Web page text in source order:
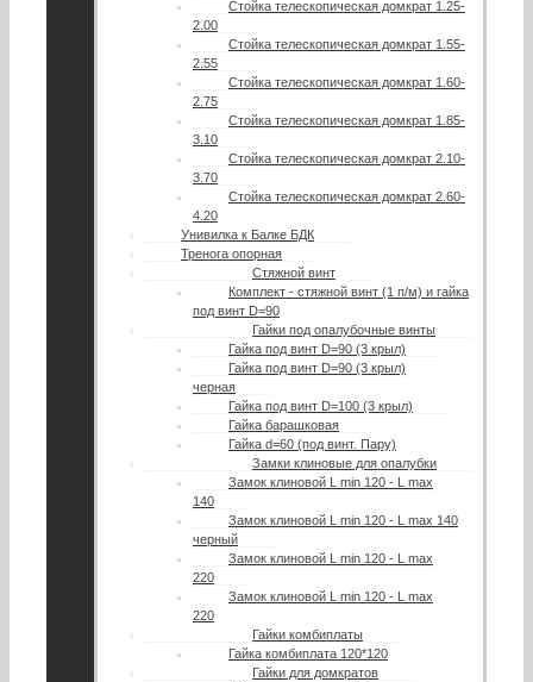
Стойка телескопическая домкрат 1.25-
2.00
Стойка телескопическая домкрат 1.55-
2.55
Стойка телескопическая домкрат 1.60-
2.75
Стойка телескопическая домкрат 1.85-
3.10
Стойка телескопическая домкрат 2.10-
3.70
Стойка телескопическая домкрат 2.60-
4.20
Унивилка к Балке БДК
Тренога опорная
Стяжной винт
Комплект - стяжной винт (1 п/м) и гайка
под винт D=90
Гайки под опалубочные винты
Гайка под винт D=90 (3 крыл)
Гайка под винт D=90 (3 крыл)
черная
Гайка под винт D=100 (3 крыл)
Гайка барашковая
Гайка d=60 (под винт. Пару)
Замки клиновые для опалубки
Замок клиновой L min 120 - L max
140
Замок клиновой L min 120 - L max 140
черный
Замок клиновой L min 120 - L max
220
Замок клиновой L min 120 - L max
220
Гайки комбиплаты
Гайка комбиплата 120*120
Гайки для домкратов